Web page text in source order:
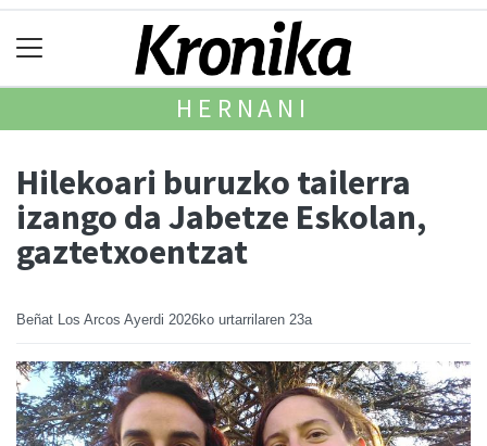
HERNANI
Hilekoari buruzko tailerra
izango da Jabetze Eskolan,
gaztetxoentzat
Beñat Los Arcos Ayerdi 2026ko urtarrilaren 23a